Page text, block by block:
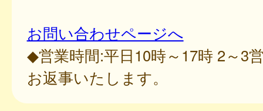
お問い合わせページへ
◆営業時間:平日10時～17時 2～3
お返事いたします。